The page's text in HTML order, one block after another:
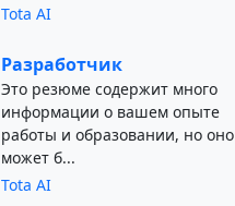
Tota AI
Разработчик
Это резюме содержит много
информации о вашем опыте
работы и образовании, но оно
может б...
Tota AI